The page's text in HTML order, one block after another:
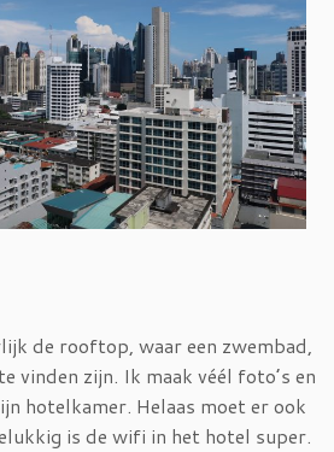
de rooftop, waar een zwembad,
vinden zijn. Ik maak véél foto’s en
hotelkamer. Helaas moet er ook
is de wifi in het hotel super.